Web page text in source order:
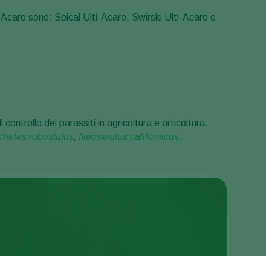
sono: Spical Ulti-Acaro, Swirski Ulti-Acaro e
dei parassiti in agricoltura e orticoltura.
robustulus, Neoseiulus californicus,